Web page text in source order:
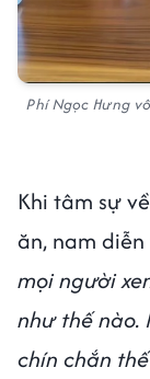
Phí Ngọc Hưng
Khi tâm sự về
ăn, nam
mọi người
như thế nào.
chín chắn